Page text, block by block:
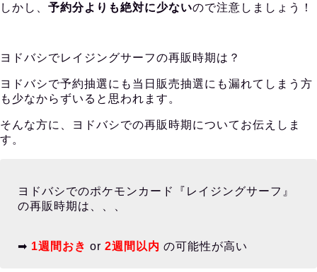
しかし、 予約分よりも絶対に少ないので注意しましょう！
ヨドバシでレイジングサーフの再販時期は？
ヨドバシで予約抽選にも当日販売抽選にも漏れてしまう方
も少なからずいると思われます。
そんな方に、ヨドバシでの再販時期についてお伝えしま
す。
ヨドバシでのポケモンカード『レイジングサーフ』
の再販時期は、、、
➡︎ 1週間おき or 2週間以内 の可能性が高い